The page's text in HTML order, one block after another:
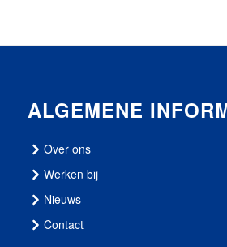
ALGEMENE
Over ons
Werken bij
Nieuws
Contact